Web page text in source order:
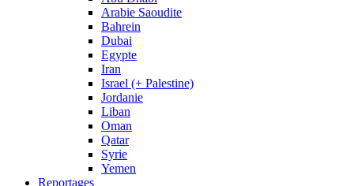
Arabie Saoudite
Bahrein
Dubai
Egypte
Iran
Israel (+ Palestine)
Jordanie
Liban
Oman
Qatar
Syrie
Yemen
Reportages